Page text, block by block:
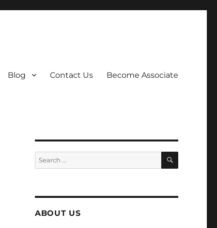
Blog Contact Us Become Associate
Search
for:
SEARCH
ABOUT US